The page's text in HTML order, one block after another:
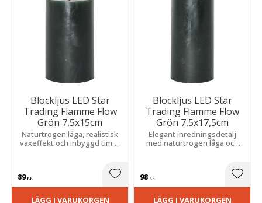
Blockljus LED Star
Trading Flamme Flow
Grön 7,5x15cm
Naturtrogen låga, realistisk
vaxeffekt och inbyggd timer
89KR Lägg till i favoriter
LÄGG I VARUKORGEN
Blockljus LED Star
Trading Flamme Flow
Grön 7,5x17,5cm
Elegant inredningsdetalj
med naturtrogen låga och
varmt sken och en fin helhet
98 KR
LÄGG I VARUKORGEN